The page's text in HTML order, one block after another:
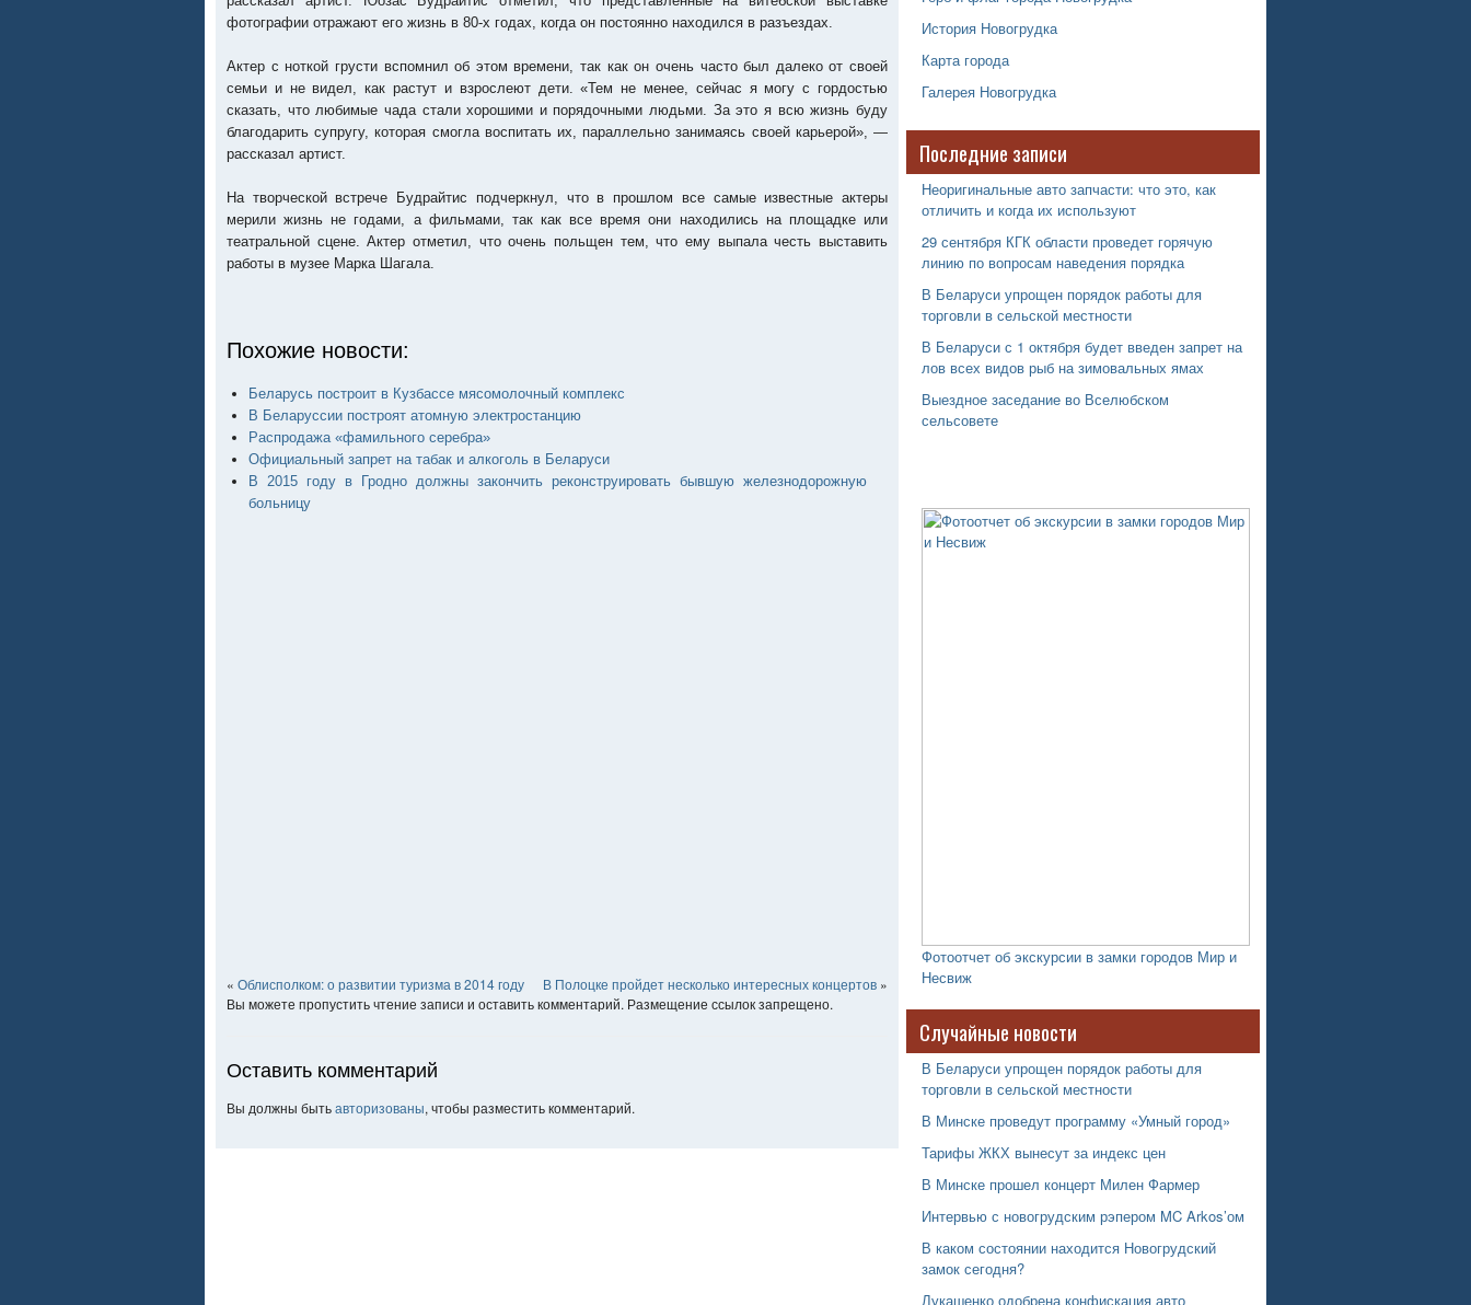
фотографии отражают его жизнь в 80-х годах, когда он постоянно находился в разъездах.
Актер с ноткой грусти вспомнил об этом времени, так как он очень часто был далеко от своей
семьи и не видел, как растут и взрослеют дети. «Тем не менее, сейчас я могу с гордостью
сказать, что любимые чада стали хорошими и порядочными людьми. За это я всю жизнь буду
благодарить супругу, которая смогла воспитать их, параллельно занимаясь своей карьерой», —
рассказал артист.
На творческой встрече Будрайтис подчеркнул, что в прошлом все самые известные актеры
мерили жизнь не годами, а фильмами, так как все время они находились на площадке или
театральной сцене. Актер отметил, что очень польщен тем, что ему выпала честь выставить
работы в музее Марка Шагала.
Похожие новости:
Беларусь построит в Кузбассе мясомолочный комплекс
В Беларуссии построят атомную электростанцию
Распродажа «фамильного серебра»
Официальный запрет на табак и алкоголь в Беларуси
В 2015 году в Гродно должны закончить реконструировать бывшую железнодорожную
больницу
« Облисполком: о развитии туризма в 2014 году В Полоцке пройдет несколько интересных концертов »
Вы можете пропустить чтение записи и оставить комментарий. Размещение ссылок запрещено.
Оставить комментарий
Вы должны бытьавторизованы, чтобы разместить комментарий.
История Новогрудка
Карта города
Галерея Новогрудка
Последние записи
Неоригинальные авто запчасти: что это, как
отличить и когда их используют
29 сентября КГК области проведет горячую
линию по вопросам наведения порядка
В Беларуси упрощен порядок работы для
торговли в сельской местности
В Беларуси с 1 октября будет введен запрет на
лов всех видов рыб на зимовальных ямах
Выездное заседание во Вселюбском
сельсовете
Фотоотчет об экскурсии в замки городов Мир и
Несвиж
Случайные новости
В Беларуси упрощен порядок работы для
торговли в сельской местности
В Минске проведут программу «Умный город»
Тарифы ЖКХ вынесут за индекс цен
В Минске прошел концерт Милен Фармер
Интервью с новогрудским рэпером MC Arkos’ом
В каком состоянии находится Новогрудский
замок сегодня?
Лукашенко одобрена конфискация авто